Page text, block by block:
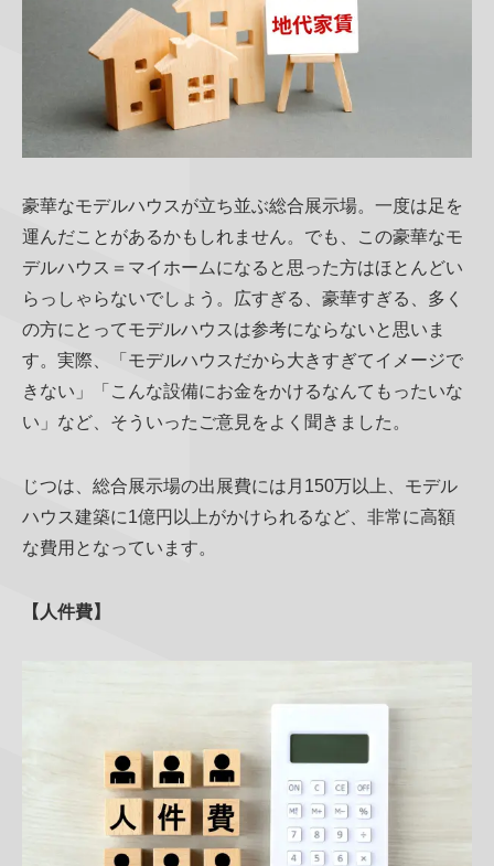
豪華なモデルハウスが立ち並ぶ総合展示場。一度は足を
運んだことがあるかもしれません。でも、この豪華なモ
デルハウス＝マイホームになると思った方はほとんどい
らっしゃらないでしょう。広すぎる、豪華すぎる、多く
の方にとってモデルハウスは参考にならないと思いま
す。実際、「モデルハウスだから大きすぎてイメージで
きない」「こんな設備にお金をかけるなんてもったいな
い」など、そういったご意見をよく聞きました。
じつは、総合展示場の出展費には月150万以上、モデル
ハウス建築に1億円以上がかけられるなど、非常に高額
な費用となっています。
【人件費】